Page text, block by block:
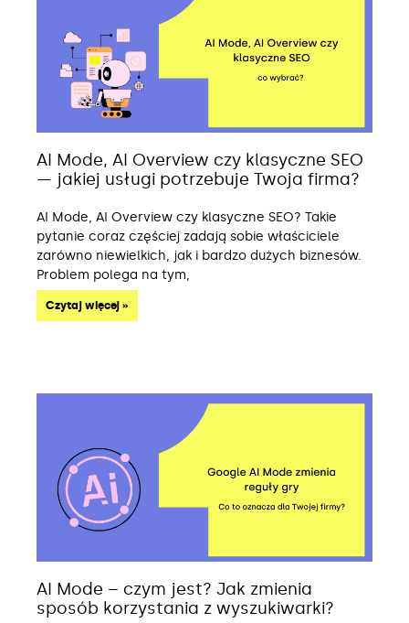
AI Mode, AI Overview czy klasyczne SEO
— jakiej usługi potrzebuje Twoja firma?
AI Mode, AI Overview czy klasyczne SEO? Takie
pytanie coraz częściej zadają sobie właściciele
zarówno niewielkich, jak i bardzo dużych biznesów.
Problem polega na tym,
Czytaj więcej »
AI Mode – czym jest? Jak zmienia
sposób korzystania z wyszukiwarki?